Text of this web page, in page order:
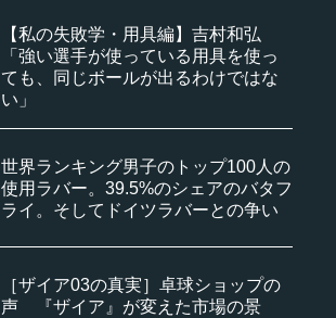
【私の失敗学・用具編】吉村和弘
「強い選手が使っている用具を使っ
ても、同じボールが出るわけではな
い」
世界ランキング男子のトップ100人の
使用ラバー。39.5%のシェアのバタフ
ライ。そしてドイツラバーとの争い
［ザイア03の真実］卓球ショップの
声 『ザイア』が変えた市場の景